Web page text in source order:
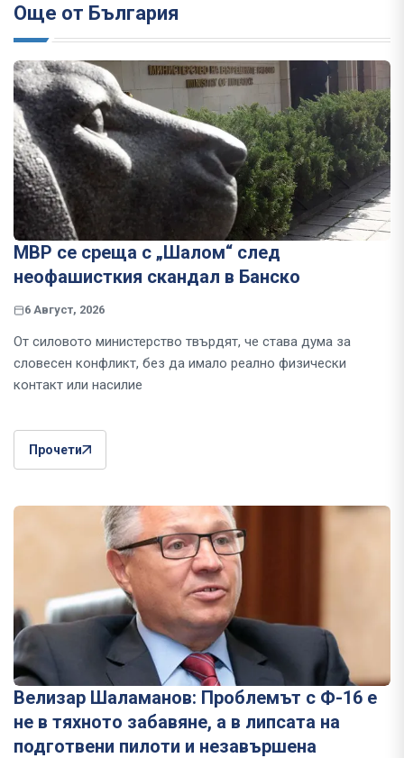
Още от България
МВР се среща с „Шалом“ след
неофашисткия скандал в Банско
6 Август, 2026
От силовото министерство твърдят, че става дума за
словесен конфликт, без да имало реално физически
контакт или насилие
Прочети
Велизар Шаламанов: Проблемът с Ф-16 е
не в тяхното забавяне, а в липсата на
подготвени пилоти и незавършена